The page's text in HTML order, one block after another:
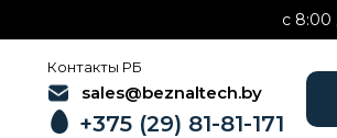
c 8:00
Контакты РБ
sales@beznaltech.by
+375 (29) 81-81-171